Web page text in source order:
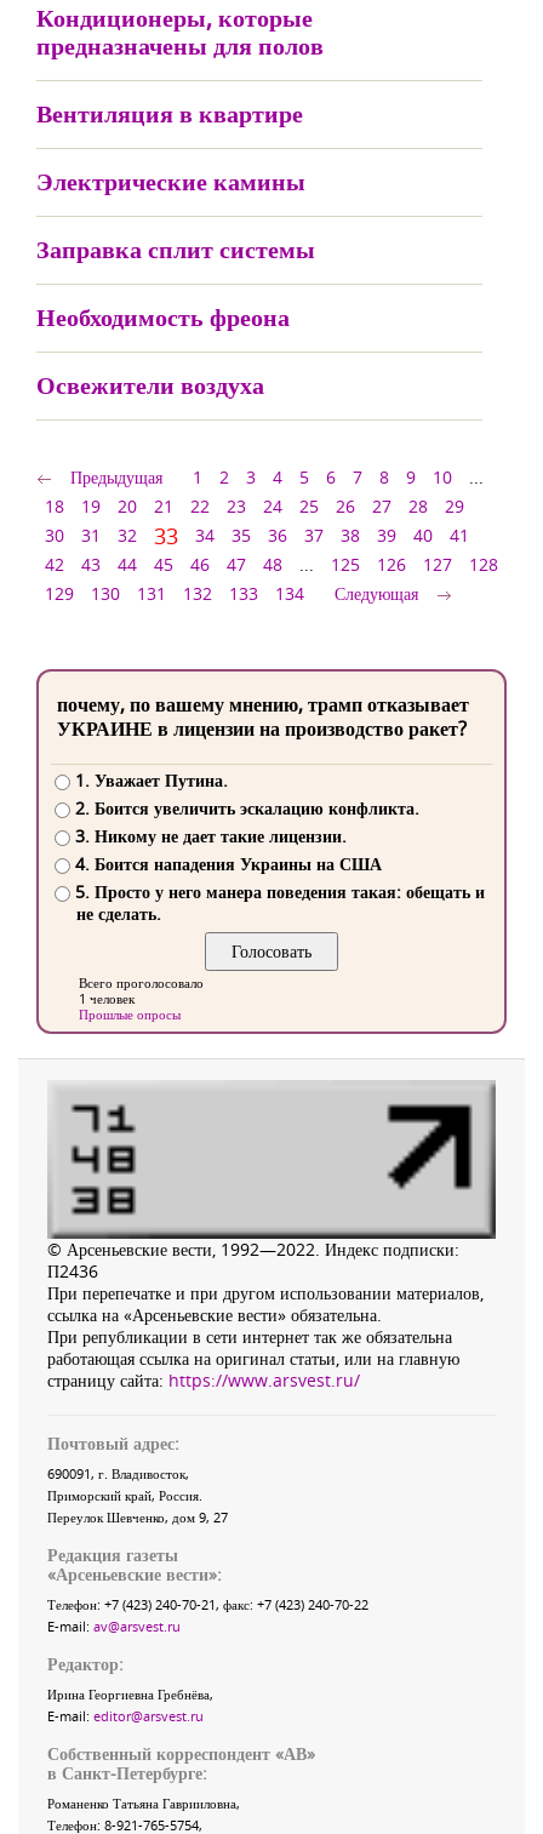
Кондиционеры, которые
предназначены для полов
Вентиляция в квартире
Электрические камины
Заправка сплит системы
Необходимость фреона
Освежители воздуха
Предыдущая 1 2 3 4 5 6 7 8 9 10
...
18
19 20 21 22 23 24 25 26 27 28
29
30
31 32 33 34 35 36 37 38 39 40
41
42
43 44 45 46 47 48 ... 125 126 127
128
129
130 131 132 133 134 Следующая
почему, по вашему мнению, трамп отказывает
УКРАИНЕ в лицензии на производство ракет?
1. Уважает Путина.
2. Боится увеличить эскалацию конфликта.
3. Никому не дает такие лицензии.
4. Боится нападения Украины на США
5. Просто у него манера поведения такая: обещать и
не сделать.
Всего проголосовало
1 человек
Прошлые опросы
© Арсеньевские вести, 1992—2022. Индекс подписки:
П2436
При перепечатке и при другом использовании материалов,
ссылка на «Арсеньевские вести» обязательна.
При републикации в сети интернет так же обязательна
работающая ссылка на оригинал статьи, или на главную
страницу сайта: https://www.arsvest.ru/
Почтовый адрес:
690091, г. Владивосток,
Приморский край, Россия
Переулок Шевченко, дом 9, 27
Редакция газеты
«Арсеньевские вести»:
Телефон: +7 (423) 240-70-21, факс: +7 (423) 240-70-22
E-mail: av@arsvest.ru
Редактор:
Ирина Георгиевна Гребнёва,
E-mail: editor@arsvest.ru
Собственный корреспондент «АВ»
в Санкт-Петербурге:
Романенко Татьяна Гаврииловна,
Телефон: 8-921-765-5754,